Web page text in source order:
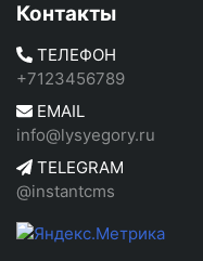
Контакты
ТЕЛЕФОН
+7123456789
EMAIL
info@lysyegory.ru
TELEGRAM
@instantcms